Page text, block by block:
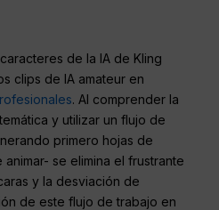
de la IA de Kling
clips de IA amateur en
. Al comprender la
y utilizar un flujo de
primero hojas de
se elimina el frustrante
y la desviación de
de este flujo de trabajo en